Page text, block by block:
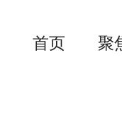
首页 聚